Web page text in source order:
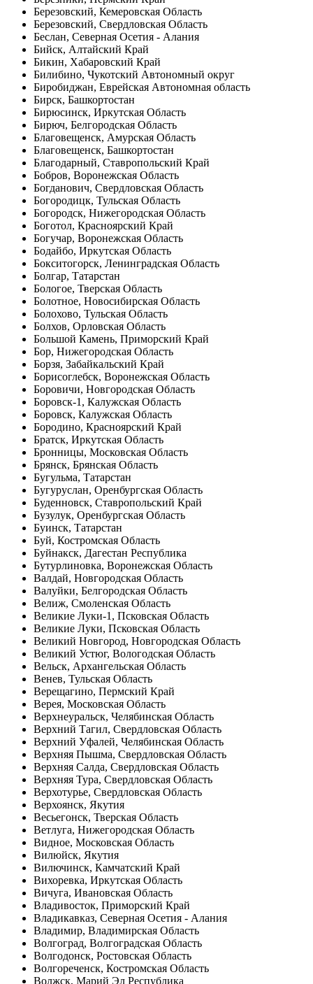
Березовский, Кемеровская Область
Березовский, Свердловская Область
Беслан, Северная Осетия - Алания
Бийск, Алтайский Край
Бикин, Хабаровский Край
Билибино, Чукотский Автономный округ
Биробиджан, Еврейская Автономная область
Бирск, Башкортостан
Бирюсинск, Иркутская Область
Бирюч, Белгородская Область
Благовещенск, Амурская Область
Благовещенск, Башкортостан
Благодарный, Ставропольский Край
Бобров, Воронежская Область
Богданович, Свердловская Область
Богородицк, Тульская Область
Богородск, Нижегородская Область
Боготол, Красноярский Край
Богучар, Воронежская Область
Бодайбо, Иркутская Область
Бокситогорск, Ленинградская Область
Болгар, Татарстан
Бологое, Тверская Область
Болотное, Новосибирская Область
Болохово, Тульская Область
Болхов, Орловская Область
Большой Камень, Приморский Край
Бор, Нижегородская Область
Борзя, Забайкальский Край
Борисоглебск, Воронежская Область
Боровичи, Новгородская Область
Боровск-1, Калужская Область
Боровск, Калужская Область
Бородино, Красноярский Край
Братск, Иркутская Область
Бронницы, Московская Область
Брянск, Брянская Область
Бугульма, Татарстан
Бугуруслан, Оренбургская Область
Буденновск, Ставропольский Край
Бузулук, Оренбургская Область
Буинск, Татарстан
Буй, Костромская Область
Буйнакск, Дагестан Республика
Бутурлиновка, Воронежская Область
Валдай, Новгородская Область
Валуйки, Белгородская Область
Велиж, Смоленская Область
Великие Луки-1, Псковская Область
Великие Луки, Псковская Область
Великий Новгород, Новгородская Область
Великий Устюг, Вологодская Область
Вельск, Архангельская Область
Венев, Тульская Область
Верещагино, Пермский Край
Верея, Московская Область
Верхнеуральск, Челябинская Область
Верхний Тагил, Свердловская Область
Верхний Уфалей, Челябинская Область
Верхняя Пышма, Свердловская Область
Верхняя Салда, Свердловская Область
Верхняя Тура, Свердловская Область
Верхотурье, Свердловская Область
Верхоянск, Якутия
Весьегонск, Тверская Область
Ветлуга, Нижегородская Область
Видное, Московская Область
Вилюйск, Якутия
Вилючинск, Камчатский Край
Вихоревка, Иркутская Область
Вичуга, Ивановская Область
Владивосток, Приморский Край
Владикавказ, Северная Осетия - Алания
Владимир, Владимирская Область
Волгоград, Волгоградская Область
Волгодонск, Ростовская Область
Волгореченск, Костромская Область
Волжск, Марий Эл Республика